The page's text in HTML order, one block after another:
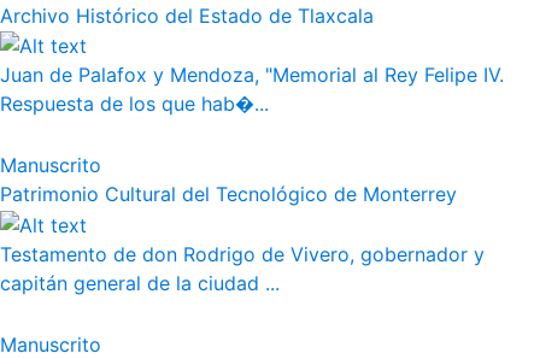
Archivo Histórico del Estado de Tlaxcala
Juan de Palafox y Mendoza, "Memorial al Rey Felipe IV.
Respuesta de los que hab�...
Manuscrito
Patrimonio Cultural del Tecnológico de Monterrey
Testamento de don Rodrigo de Vivero, gobernador y
capitán general de la ciudad ...
Manuscrito